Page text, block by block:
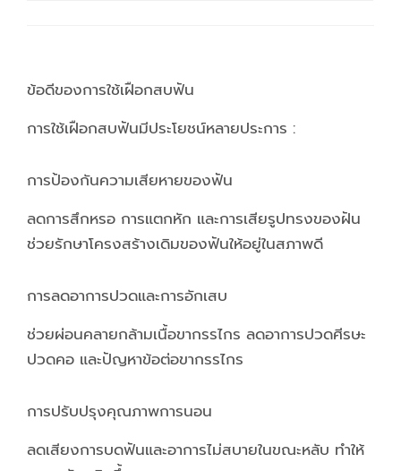
ข้อดีของการใช้เฝือกสบฟัน
การใช้เฝือกสบฟันมีประโยชน์หลายประการ :
การป้องกันความเสียหายของฟัน
ลดการสึกหรอ การแตกหัก และการเสียรูปทรงของฝัน
ช่วยรักษาโครงสร้างเดิมของฟันให้อยู่ในสภาพดี
การลดอาการปวดและการอักเสบ
ช่วยผ่อนคลายกล้ามเนื้อขากรรไกร ลดอาการปวดศีรษะ
ปวดคอ และปัญหาข้อต่อขากรรไกร
การปรับปรุงคุณภาพการนอน
ลดเสียงการบดฟันและอาการไม่สบายในขณะหลับ ทำให้